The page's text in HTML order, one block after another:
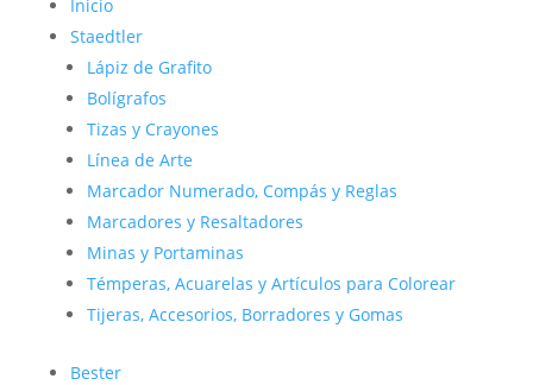
Inicio
Staedtler
Lápiz de Grafito
Bolígrafos
Tizas y Crayones
Línea de Arte
Marcador Numerado, Compás y Reglas
Marcadores y Resaltadores
Minas y Portaminas
Témperas, Acuarelas y Artículos para Colorear
Tijeras, Accesorios, Borradores y Gomas
Bester